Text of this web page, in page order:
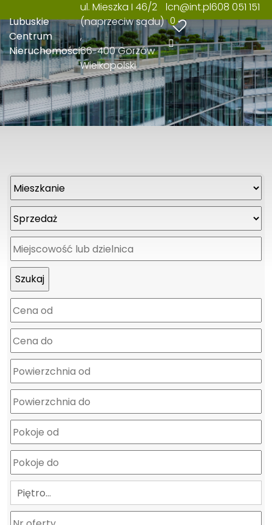
Lubuskie
Centrum
Nieruchomości
ul. Mieszka I 46/2
(naprzeciw sądu)
66-400 Gorzów
Wielkopolski
lcn@int.pl608 051 151
0
Piętro…